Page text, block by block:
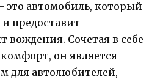
это автомобиль, который
предоставит
вождения. Сочетая в себе
он является
для автолюбителей,